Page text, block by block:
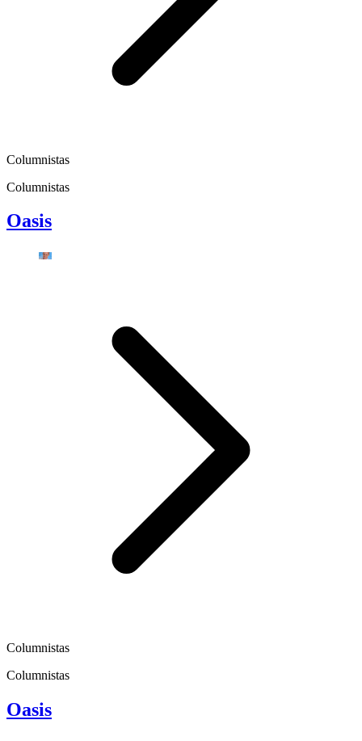
Columnistas
Columnistas
Oasis
Columnistas
Columnistas
Oasis